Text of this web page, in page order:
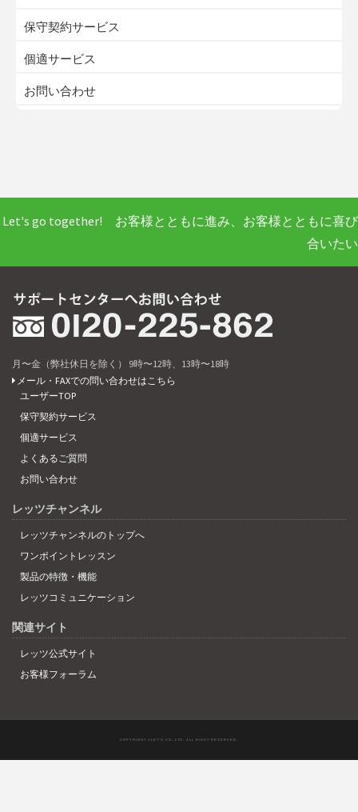
保守契約サービス
個適サービス
お問い合わせ
Let's go together! お客様とともに進み、お客様とともに喜び
合いたい
月〜金（弊社休日を除く） 9時〜12時、13時〜18時
メール・FAXでの問い合わせはこちら
ユーザーTOP
保守契約サービス
個適サービス
よくあるご質問
お問い合わせ
レッツチャンネル
レッツチャンネルのトップへ
ワンポイントレッスン
製品の特徴・機能
レッツコミュニケーション
関連サイト
レッツ公式サイト
お客様フォーラム
COPYRIGHT ©LET'S CO.,LTD. ALL RIGHT RESERVED.